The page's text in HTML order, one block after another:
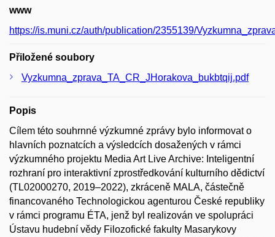
www
https://is.muni.cz/auth/publication/2355139/
Přiložené soubory
Vyzkumna_zprava_TA_CR_JHorakova_bukbtqij.pdf
Popis
Cílem této souhrnné výzkumné zprávy bylo informovat o
hlavních poznatcích a výsledcích dosažených v rámci
výzkumného projektu Media Art Live Archive: Inteligentní
rozhraní pro interaktivní zprostředkování kulturního dědictví
(TL02000270, 2019–2022), zkráceně MALA, částečně
financovaného Technologickou agenturou České republiky
v rámci programu ÉTA, jenž byl realizován ve spolupráci
Ústavu hudební vědy Filozofické fakulty Masarykovy